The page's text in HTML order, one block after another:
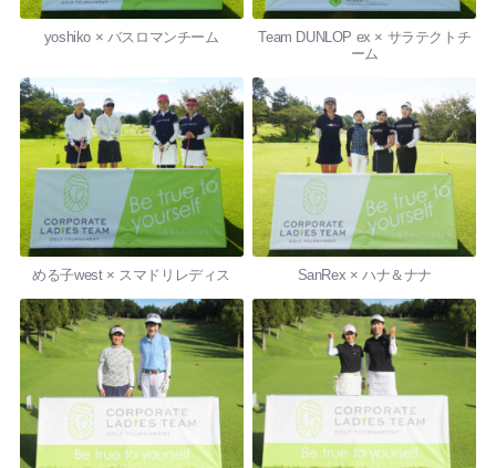
yoshiko × バスロマンチーム
Team DUNLOP ex × サラテクトチ
ーム
める子west × スマドリレディス SanRex × ハナ＆ナナ